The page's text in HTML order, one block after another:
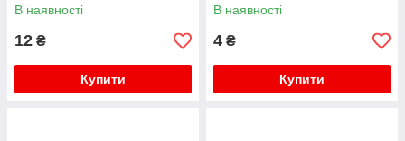
В наявності
12 ₴
Купити
В наявності
4 ₴
Купити